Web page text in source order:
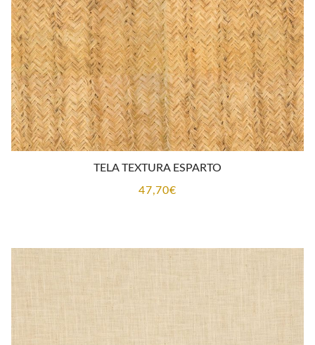
TELA TEXTURA ESPARTO
47,70€